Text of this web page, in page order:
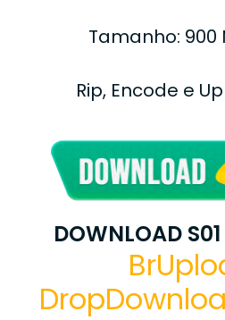
Tamanho: 900
Rip, Encode e
DOWNLOAD